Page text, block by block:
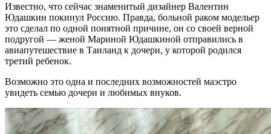
Известно, что сейчас знаменитый дизайнер Валентин
Юдашкин покинул Россию. Правда, больной раком модельер
это сделал по одной понятной причине, он со своей верной
подругой — женой Мариной Юдашкиной отправились в
авиапутешествие в Таиланд к дочери, у которой родился
третий ребенок.
Возможно это одна и последних возможностей маэстро
увидеть семью дочери и любимых внуков.